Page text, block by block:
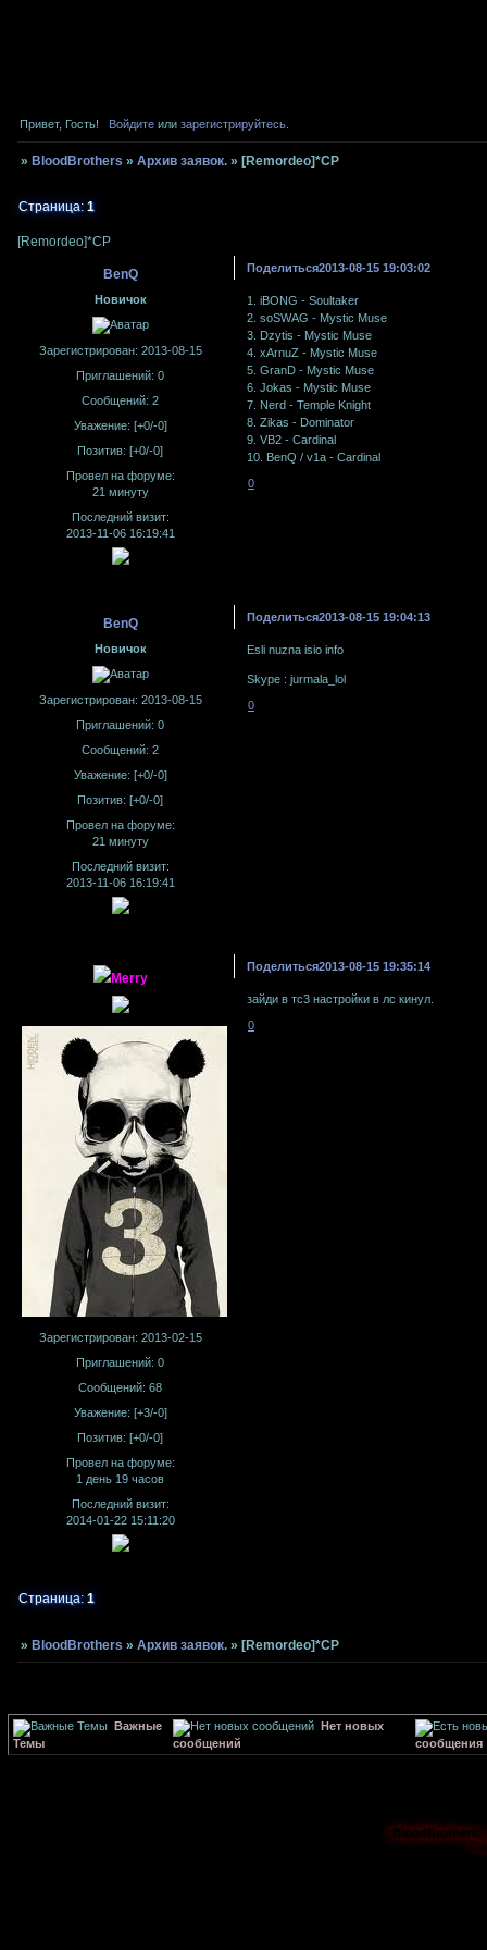
Привет, Гость! Войдитеили зарегистрируйтесь.
» BloodBrothers »Архив заявок. » [Remordeo]*CP
[Remordeo]*CP
Страница:1
Поделиться2013-08-15 19:03:02
BenQ
Новичок
Зарегистрирован: 2013-08-15
Приглашений: 0
Сообщений: 2
Уважение: [+0/-0]
Позитив: [+0/-0]
Провел на форуме:
21 минуту
Последний визит:
2013-11-06 16:19:41
1. iBONG - Soultaker
2. soSWAG - Mystic Muse
3. Dzytis - Mystic Muse
4. xArnuZ - Mystic Muse
5. GranD - Mystic Muse
6. Jokas - Mystic Muse
7. Nerd - Temple Knight
8. Zikas - Dominator
9. VB2 - Cardinal
10. BenQ / v1a - Cardinal
0
Поделиться2013-08-15 19:04:13
BenQ
Новичок
Зарегистрирован: 2013-08-15
Приглашений: 0
Сообщений: 2
Уважение: [+0/-0]
Позитив: [+0/-0]
Провел на форуме:
21 минуту
Последний визит:
2013-11-06 16:19:41
Esli nuzna isio info
Skype : jurmala_lol
0
Поделиться2013-08-15 19:35:14
Merry
Зарегистрирован: 2013-02-15
Приглашений: 0
Сообщений: 68
Уважение: [+3/-0]
Позитив: [+0/-0]
Провел на форуме:
1 день 19 часов
Последний визит:
2014-01-22 15:11:20
зайди в тс3 настройки в лс кинул.
0
Страница:1
»BloodBrothers »Архив заявок. »[Remordeo]*CP
Важные
Темы
Нет новых
сообщений
сообщения
.:BloodBrothers:.